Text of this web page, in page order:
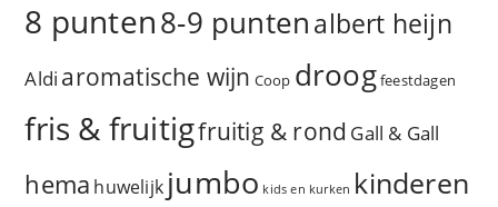
8 punten8-9 puntenalbert heijn
Aldi aromatische wijn Coop droogfeestdagen
fris & fruitigfruitig & rond Gall & Gall
hema huwelijk jumbo kids en kurken kinderen